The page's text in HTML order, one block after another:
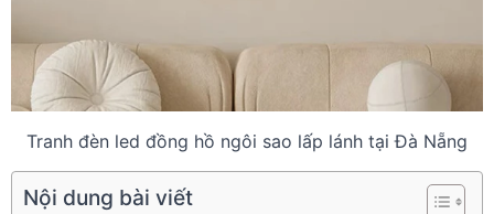
Tranh đèn led đồng hồ ngôi sao lấp lánh tại Đà Nẵng
Nội dung bài viết